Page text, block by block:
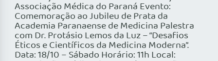
Associação Médica do Paraná Evento:
Comemoração ao Jubileu de Prata da
Academia Paranaense de Medicina Palestra
com Dr. Protásio Lemos da Luz – “Desafios
Éticos e Científicos da Medicina Moderna”.
Data: 18/10 – Sábado Horário: 11h Local: